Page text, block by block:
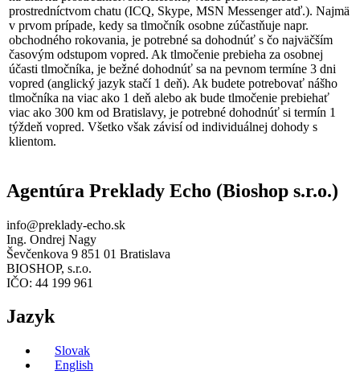
prostredníctvom chatu (ICQ, Skype, MSN Messenger atď.). Najmä
v prvom prípade, kedy sa tlmočník osobne zúčastňuje napr.
obchodného rokovania, je potrebné sa dohodnúť s čo najväčším
časovým odstupom vopred. Ak tlmočenie prebieha za osobnej
účasti tlmočníka, je bežné dohodnúť sa na pevnom termíne 3 dni
vopred (anglický jazyk stačí 1 deň). Ak budete potrebovať nášho
tlmočníka na viac ako 1 deň alebo ak bude tlmočenie prebiehať
viac ako 300 km od Bratislavy, je potrebné dohodnúť si termín 1
týždeň vopred. Všetko však závisí od individuálnej dohody s
klientom.
Agentúra Preklady Echo (Bioshop s.r.o.)
info@preklady-echo.sk
Ing. Ondrej Nagy
Ševčenkova 9 851 01 Bratislava
BIOSHOP, s.r.o.
IČO: 44 199 961
Jazyk
Slovak
English